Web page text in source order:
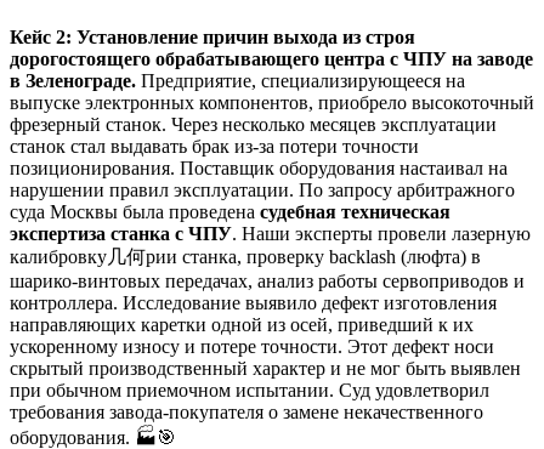
Кейс 2: Установление причин выхода из строя
дорогостоящего обрабатывающего центра с ЧПУ на заводе
в Зеленограде. Предприятие, специализирующееся на
выпуске электронных компонентов, приобрело высокоточный
фрезерный станок. Через несколько месяцев эксплуатации
станок стал выдавать брак из-за потери точности
позиционирования. Поставщик оборудования настаивал на
нарушении правил эксплуатации. По запросу арбитражного
суда Москвы была проведена судебная техническая
экспертиза станка с ЧПУ. Наши эксперты провели лазерную
калибровку几何рии станка, проверку backlash (люфта) в
шарико-винтовых передачах, анализ работы сервоприводов и
контроллера. Исследование выявило дефект изготовления
направляющих каретки одной из осей, приведший к их
ускоренному износу и потере точности. Этот дефект носи
скрытый производственный характер и не мог быть выявлен
при обычном приемочном испытании. Суд удовлетворил
требования завода-покупателя о замене некачественного
оборудования. 🏭🎯